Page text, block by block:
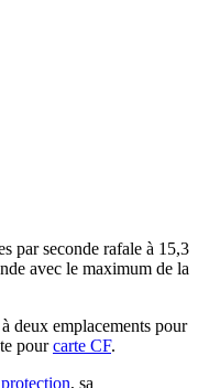
par seconde rafale à 15,3
avec le maximum de la
deux emplacements pour
pourcarte CF.
, sa